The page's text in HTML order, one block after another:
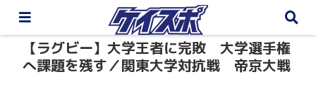
【ラグビー】大学王者に完敗 大学選手権
へ課題を残す／関東大学対抗戦 帝京大戦